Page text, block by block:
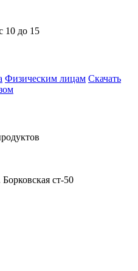
10 до 15
Физическим лицам Скачать
ст-50